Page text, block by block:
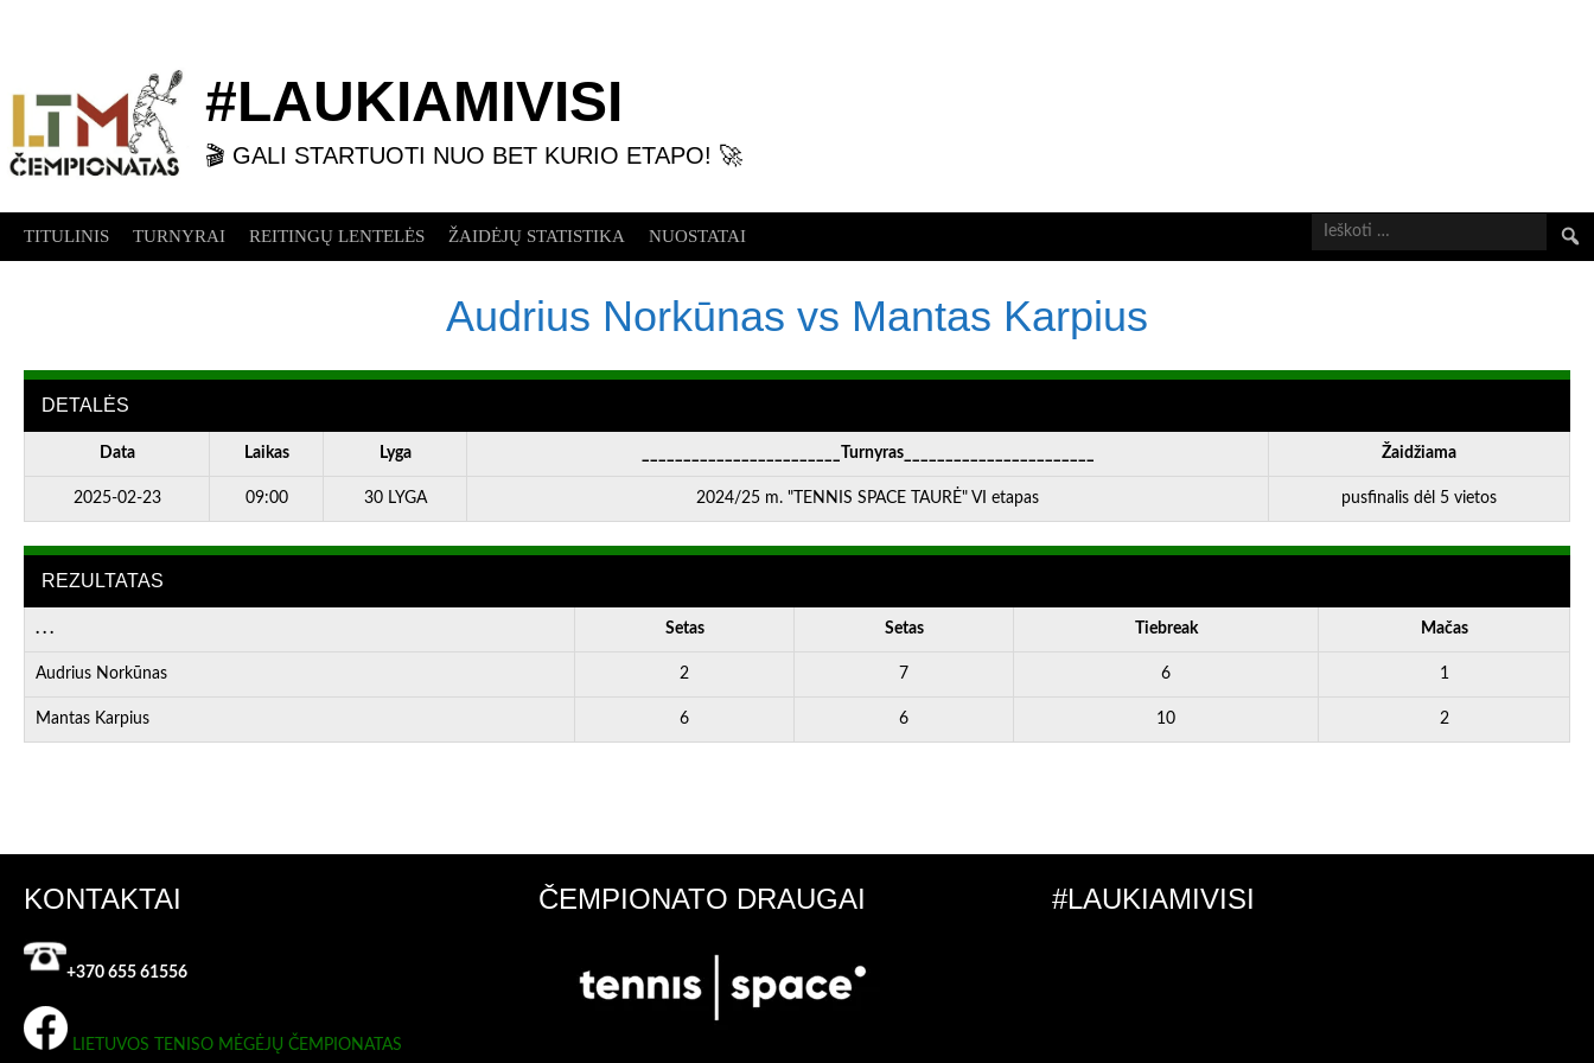
#LAUKIAMIVISI
🎬 GALI STARTUOTI NUO BET KURIO ETAPO! 🚀
TITULINIS TURNYRAI REITINGŲ LENTELĖS ŽAIDĖJŲ STATISTIKA NUOSTATAI
Audrius Norkūnas vs Mantas Karpius
DETALĖS
Data Laikas Lyga ________________________Turnyras_______________________ Žaidžiama
2025-02-23 09:00 30 LYGA 2024/25 m. "TENNIS SPACE TAURĖ" VI etapas pusfinalis dėl 5 vietos
REZULTATAS
. . . Setas Setas Tiebreak Mačas
Audrius Norkūnas 2 7 6 1
Mantas Karpius 6 6 10 2
KONTAKTAI
+370 655 61556
LIETUVOS TENISO MĖGĖJŲ ČEMPIONATAS
ČEMPIONATO DRAUGAI #LAUKIAMIVISI